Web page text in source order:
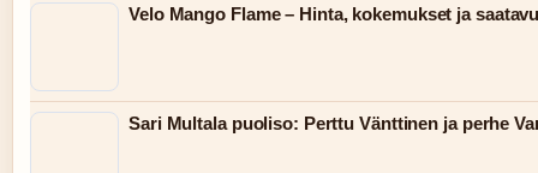
Velo Mango Flame – Hinta, kokemukset ja
Sari Multala puoliso: Perttu Vänttinen ja perhe